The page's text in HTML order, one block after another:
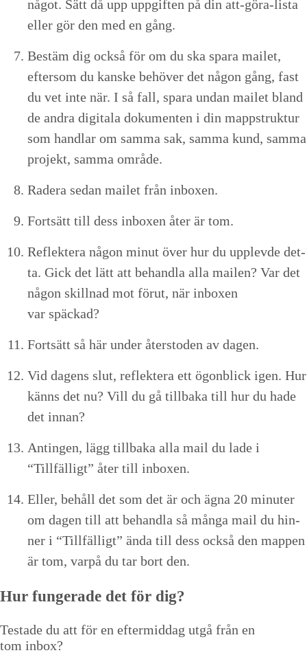
något. Sätt då upp uppgiften på din att-göra-lista
eller gör den med en gång.
Bestäm dig ock­så för om du ska spara mailet,
efter­som du kanske behöver det någon gång, fast
du vet inte när. I så fall, spara undan mailet bland
de andra dig­i­ta­la doku­menten i din mapp­struk­tur
som hand­lar om sam­ma sak, sam­ma kund, sam­ma
pro­jekt, sam­ma område.
Radera sedan mailet från inboxen.
Fort­sätt till dess inbox­en åter är tom.
Reflek­tera någon min­ut över hur du upplevde det­
ta. Gick det lätt att behand­la alla mailen? Var det
någon skill­nad mot förut, när inbox­en
var späckad?
Fort­sätt så här under åter­sto­den av dagen.
Vid dagens slut, reflek­tera ett ögonblick igen. Hur
känns det nu? Vill du gå till­ba­ka till hur du hade
det innan?
Anti­n­gen, lägg till­ba­ka alla mail du lade i
“Tillfäl­ligt” åter till inboxen.
Eller, behåll det som det är och ägna 20 minut­er
om dagen till att behand­la så mån­ga mail du hin­
ner i “Tillfäl­ligt” ända till dess ock­så den map­pen
är tom, varpå du tar bort den.
Hur funger­ade det för dig?
Tes­tade du att för en efter­mid­dag utgå från en
tom inbox?